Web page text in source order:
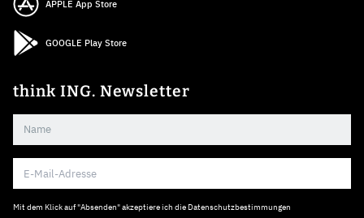
APPLE App Store
GOOGLE Play Store
think ING. Newsletter
Mit dem Klick auf "Absenden" akzeptiere ich die Datenschutzbestimmungen